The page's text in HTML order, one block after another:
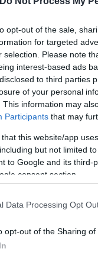
opt-out of the sale,
for targeted
selection. Please note
interest-based ads
to third parties
of your personal
This information may
Participants that may
that this website/app
but not limited
to Google and its
consent section.
Data Processing Opt
opt-out of the Sharing of
Λιγκ,
σήμερα.